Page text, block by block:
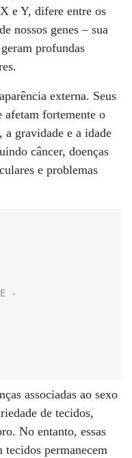
e Y, difere entre os
nossos genes – sua
profundas
externa. Seus
afetam fortemente o
gravidade e a idade
câncer, doenças
e problemas
associadas ao sexo
de tecidos,
No entanto, essas
tecidos permanecem